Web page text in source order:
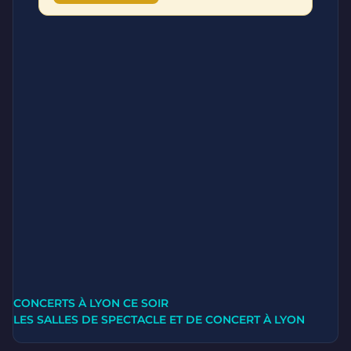
CONCERTS À LYON CE SOIR
LES SALLES DE SPECTACLE ET DE CONCERT À LYON